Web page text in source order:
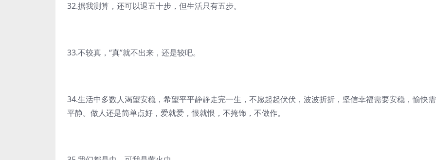
32.据我测算，还可以退五十步，但生活只有五步。
33.不较真，“真”就不出来，还是较吧。
34.生活中多数人渴望安稳，希望平平静静走完一生，不愿起起伏伏，波波折折，坚信幸福需要安稳，愉快
平静。做人还是简单点好，爱就爱，恨就恨，不掩饰，不做作。